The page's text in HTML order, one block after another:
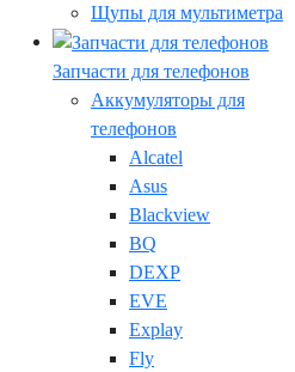
Щупы для мультиметра
Запчасти для телефонов
Аккумуляторы для
телефонов
Alcatel
Asus
Blackview
BQ
DEXP
EVE
Explay
Fly